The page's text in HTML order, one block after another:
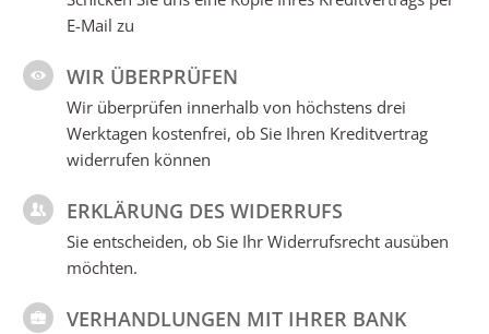
E-Mail zu
WIR ÜBERPRÜFEN
Wir überprüfen innerhalb von höchstens drei
Werktagen kostenfrei, ob Sie Ihren Kreditvertrag
widerrufen können
ERKLÄRUNG DES WIDERRUFS
Sie entscheiden, ob Sie Ihr Widerrufsrecht ausüben
möchten.
VERHANDLUNGEN MIT IHRER BANK